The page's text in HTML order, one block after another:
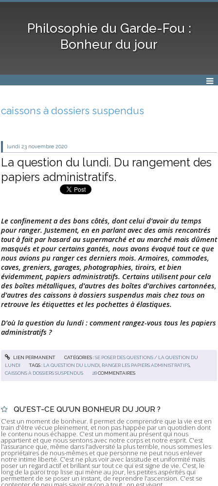
Philosophie du Garde-Fou :
Bonheur du jour
caissons à dossiers suspendus
lundi 23 novembre 2020
La question du lundi. Du rangement des
papiers administratifs.
Le confinement a des bons côtés, dont celui d’avoir du temps
pour ranger. Justement, en en parlant avec des amis rencontrés
tout à fait par hasard au supermarché et au marché mais dûment
masqués et pour certains gantés, nous avons évoqué tout ce que
nous avions pu ranger ces derniers mois. Armoires, commodes,
caves, greniers, garages, photographies, tiroirs, et bien
évidemment, papiers administratifs. Certains utilisent pour cela
des boîtes métalliques, d’autres des boîtes d’archives cartonnées,
d’autres des caissons à dossiers suspendus mais chez tous on
retrouve les étiquettes et les pochettes à élastiques.
D’où la question du lundi : comment rangez-vous tous les papiers
administratifs ?
LIEN PERMANENT CATÉGORIES :SE POSER DES QUESTIONS / LA QUESTION DU
LUNDI
TAGS : LA QUESTION DU LUNDI RANGER LES PAPIERS ADMINISTRATIFS
CAISSONS À DOSSIERS SUSPENDUS
28 COMMENTAIRES
QU'EST-CE QU'UN BONHEUR DU JOUR ?
C'est un moment de bonheur. Il permet de comprendre que la vie est en
train d'être vécue pleinement, et non pas happée par un quotidien dont
le contenu nous échappe. C'est un moment au présent qui nous
appartient et que nous sentons avec notre corps et notre esprit. C'est
l'assurance que, même dans l'adversité la plus terrible, nous sommes les
propriétaires de nous-mêmes et que personne ne peut nous enlever
notre intime liberté. C'est ne plus voir avec lassitude et uniformité mais
poser un regard actif et brillant sur tout ce qui est signe de vie. C'est, le
long de la paroi trop lisse qui mène au jour, les petites aspérités qui
permettent de se poser un instant, de reprendre l'ascension. C'est se